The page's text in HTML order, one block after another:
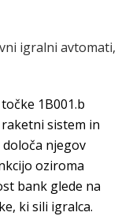
igralni avtomati,
1B001.b
sistem in
njegov
oziroma
bank glede na
ki sili igralca.